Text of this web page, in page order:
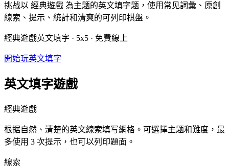
挑战以 經典遊戲 為主题的英文填字题，使用常见詞彙、原創
線索、提示、統計和清爽的可列印棋盤。
經典遊戲英文填字 · 5x5 · 免費線上
開始玩英文填字
英文填字遊戲
經典遊戲
根据自然、清楚的英文線索填写網格。可選擇主题和難度，最
多使用 3 次提示，也可以列印題面。
線索